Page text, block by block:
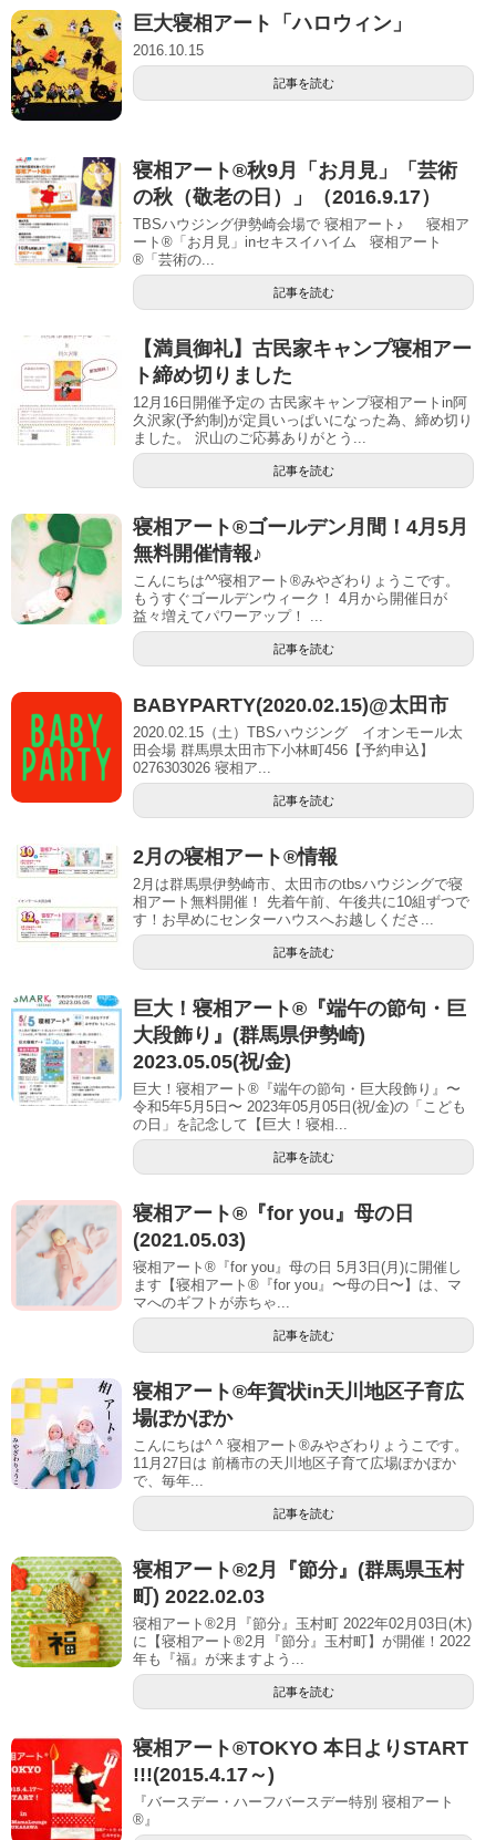
巨大寝相アート「ハロウィン」
2016.10.15
記事を読む
寝相アート®秋9月「お月見」「芸術
の秋（敬老の日）」（2016.9.17）
TBSハウジング伊勢崎会場で 寝相アート♪ 寝相ア
ート®︎「お月見」inセキスイハイム 寝相アート
®︎「芸術の...
記事を読む
【満員御礼】古民家キャンプ寝相アー
ト締め切りました
12月16日開催予定の 古民家キャンプ寝相アートin阿
久沢家(予約制)が定員いっぱいになった為、締め切り
ました。 沢山のご応募ありがとう...
記事を読む
寝相アート®ゴールデン月間！4月5月
無料開催情報♪
こんにちは^^寝相アート®みやざわりょうこです。
もうすぐゴールデンウィーク！ 4月から開催日が
益々増えてパワーアップ！ ...
記事を読む
BABYPARTY(2020.02.15)@太田市
2020.02.15（土）TBSハウジング イオンモール太
田会場 群馬県太田市下小林町456【予約申込】
0276303026 寝相ア...
記事を読む
2月の寝相アート®︎情報
2月は群馬県伊勢崎市、太田市のtbsハウジングで寝
相アート無料開催！ 先着午前、午後共に10組ずつで
す！お早めにセンターハウスへお越しくださ...
記事を読む
巨大！寝相アート®︎『端午の節句・巨
大段飾り』(群馬県伊勢崎)
2023.05.05(祝/金)
巨大！寝相アート®『端午の節句・巨大段飾り』〜
令和5年5月5日〜 2023年05月05日(祝/金)の「こども
の日」を記念して【巨大！寝相...
記事を読む
寝相アート®『for you』母の日
(2021.05.03)
寝相アート®『for you』母の日 5月3日(月)に開催し
ます【寝相アート®︎『for you』〜母の日〜】は、マ
マへのギフトが赤ちゃ...
記事を読む
寝相アート®︎年賀状in天川地区子育広
場ぽかぽか
こんにちは^ ^ 寝相アート®︎みやざわりょうこです。
11月27日は 前橋市の天川地区子育て広場ぽかぽか
で、毎年...
記事を読む
寝相アート®︎2月『節分』(群馬県玉村
町) 2022.02.03
寝相アート®2月『節分』玉村町 2022年02月03日(木)
に【寝相アート®︎2月『節分』玉村町】が開催！2022
年も『福』が来ますよう...
記事を読む
寝相アート®TOKYO 本日よりSTART
!!!(2015.4.17～)
『バースデー・ハーフバースデー特別 寝相アート
®』